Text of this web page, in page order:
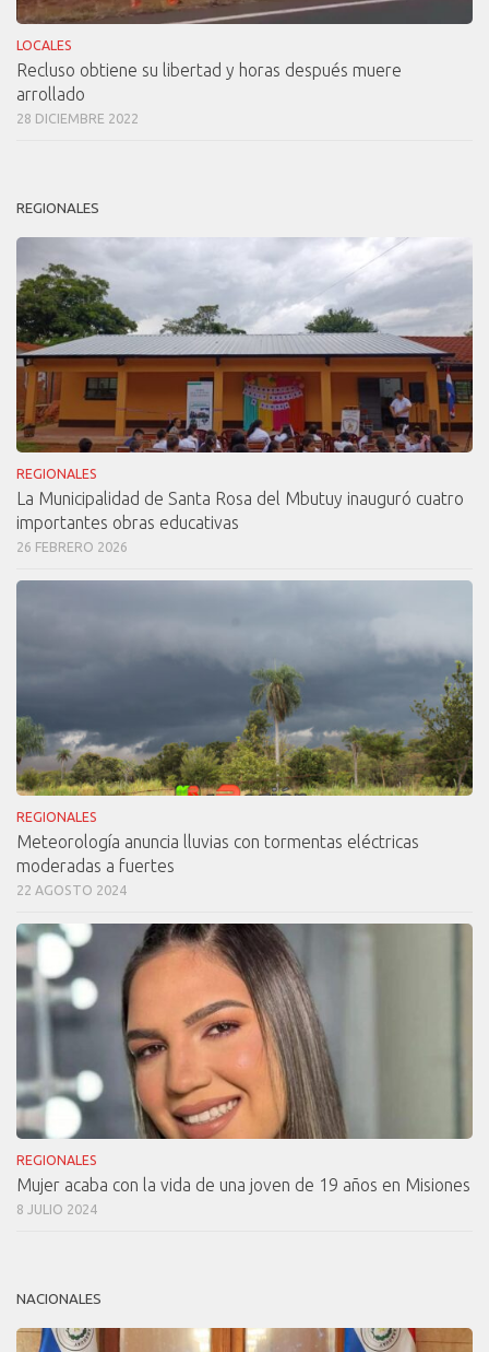
LOCALES
Recluso obtiene su libertad y horas después muere
arrollado
28 DICIEMBRE 2022
REGIONALES
REGIONALES
La Municipalidad de Santa Rosa del Mbutuy inauguró cuatro
importantes obras educativas
26 FEBRERO 2026
REGIONALES
Meteorología anuncia lluvias con tormentas eléctricas
moderadas a fuertes
22 AGOSTO 2024
REGIONALES
Mujer acaba con la vida de una joven de 19 años en Misiones
8 JULIO 2024
NACIONALES